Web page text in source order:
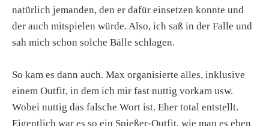
natürlich jemanden, den er dafür einsetzen konnte und
der auch mitspielen würde. Also, ich saß in der Falle und
sah mich schon solche Bälle schlagen.
So kam es dann auch. Max organisierte alles, inklusive
einem Outfit, in dem ich mir fast nuttig vorkam usw.
Wobei nuttig das falsche Wort ist. Eher total entstellt.
Eigentlich war es so ein Spießer-Outfit, wie man es eben